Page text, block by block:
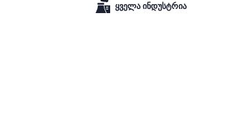
ყველა ინდუსტრია